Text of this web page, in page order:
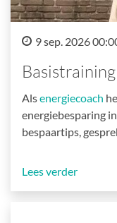
9 sep. 2026
Alsenergiecoach
energiebesparing
bespaartips,
Lees verder